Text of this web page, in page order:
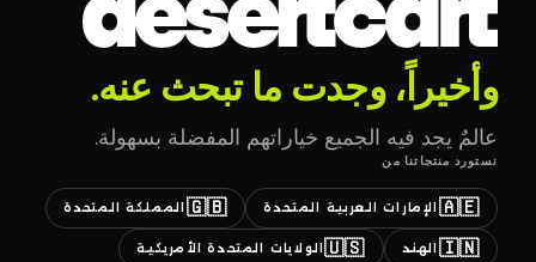
وأخيراً، وجدت ما تبحث عنه.
عالمٌ يجد فيه الجميع خياراتهم المفضلة بسهولة.
نستورد منتجاتنا من
🇦🇪 الإمارات العربية المتحدة 🇬🇧 المملكة المتحدة
🇮🇳 الهند 🇺🇸الولايات المتحدة الأمريكية